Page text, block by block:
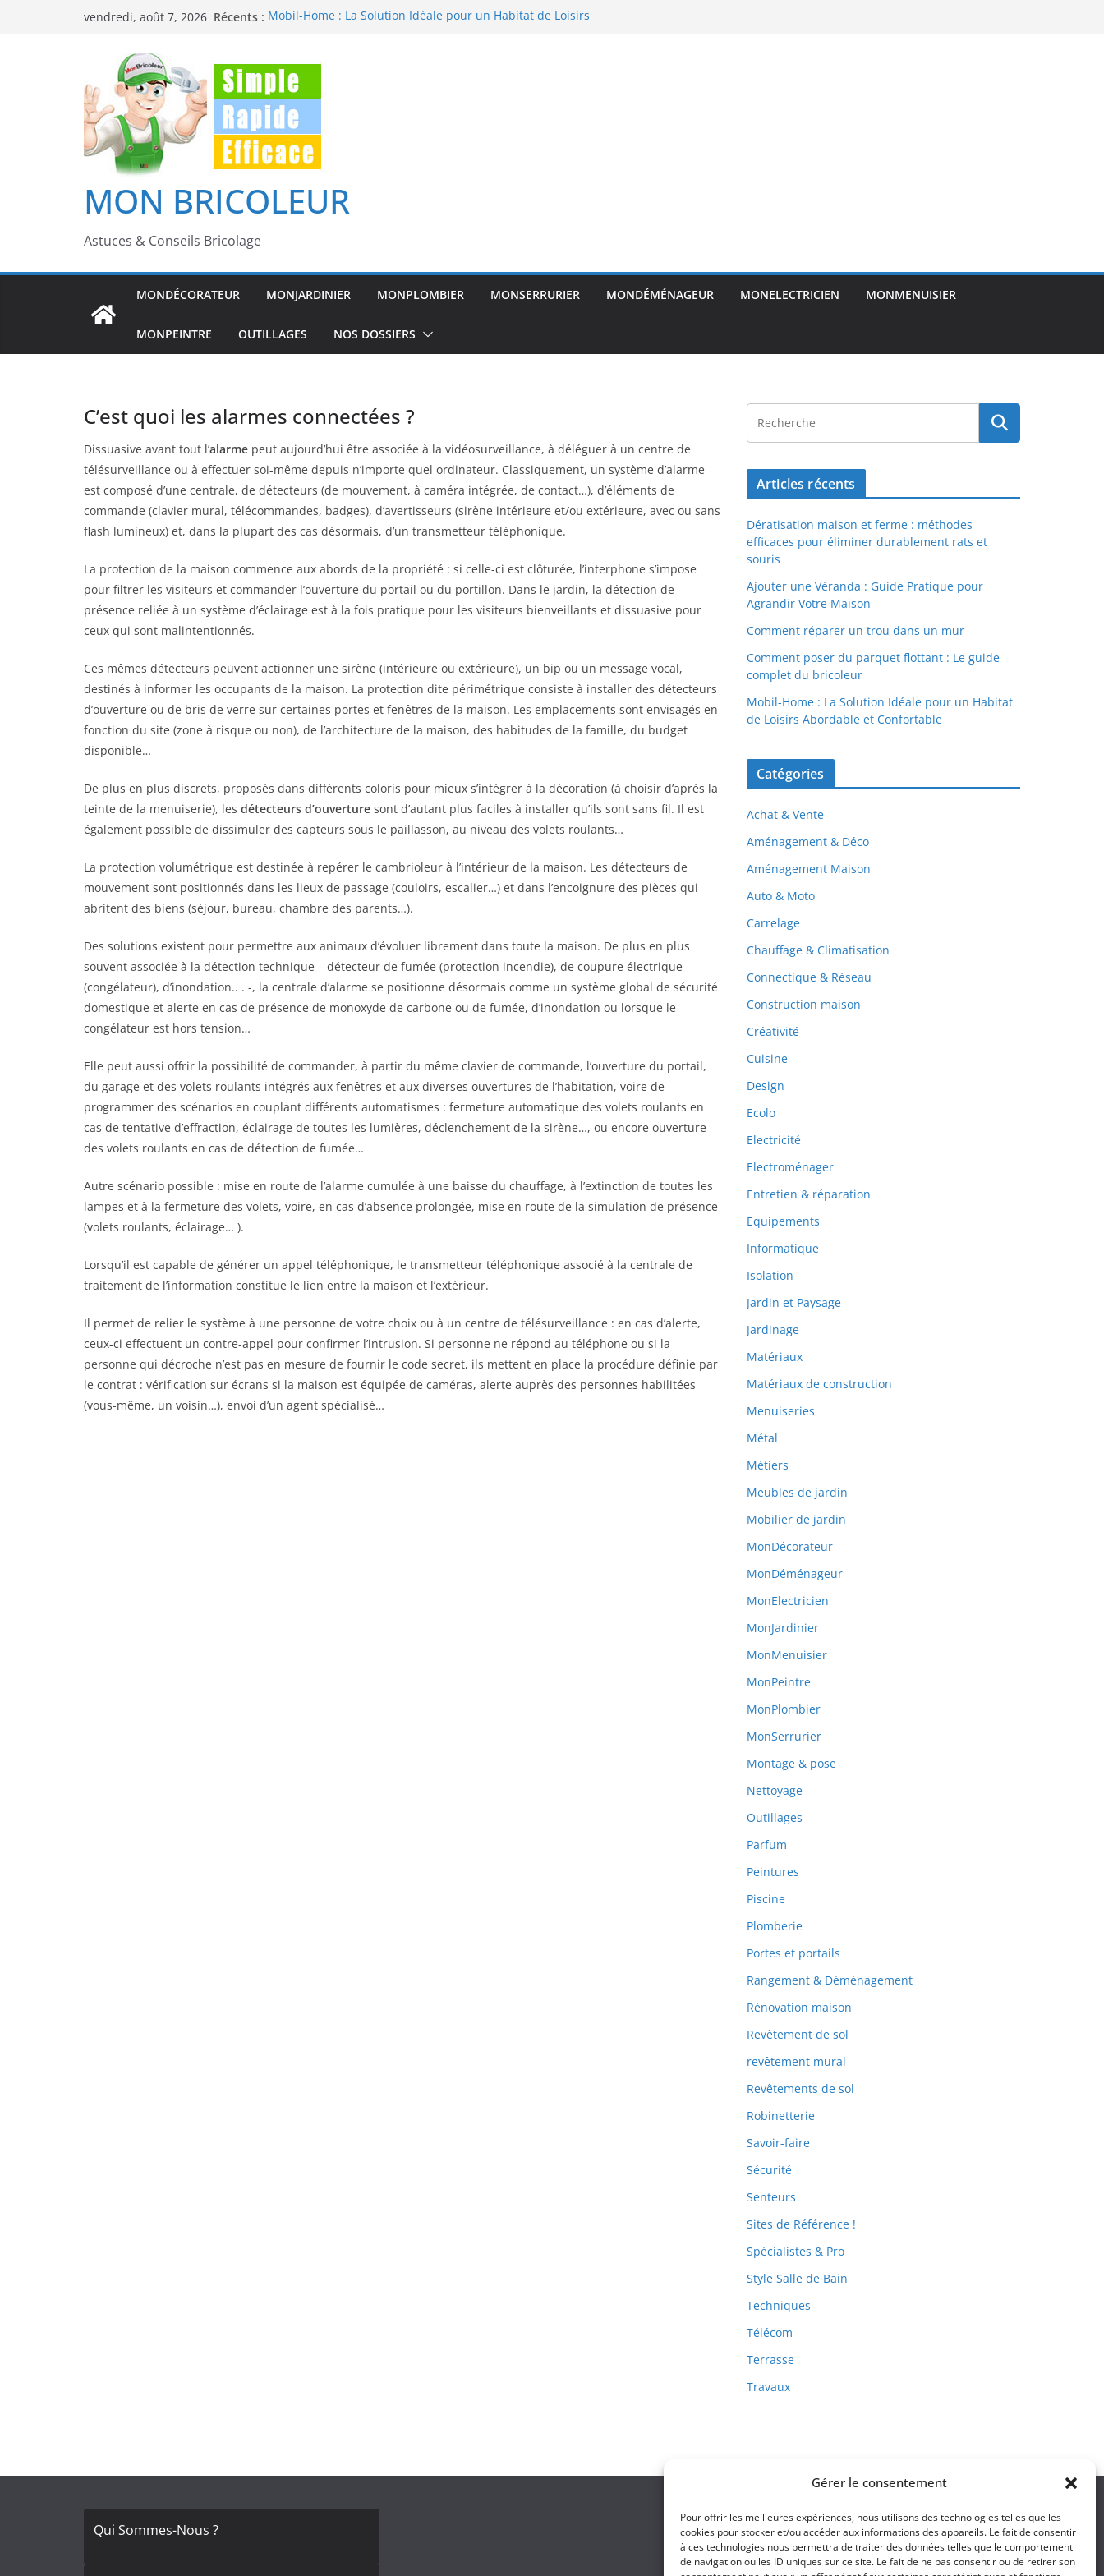
Gérer le consentement
Pour offrir les meilleures expériences, nous utilisons des technologies telles que les
cookies pour stocker et/ou accéder aux informations des appareils. Le fait de consentir
à ces technologies nous permettra de traiter des données telles que le comportement
de navigation ou les ID uniques sur ce site. Le fait de ne pas consentir ou de retirer son
vendredi, août 7, 2026 Récents : Mobil-Home : La Solution Idéale pour un Habitat de Loisirs
éliminer durablement rats et souris
Ajouter une Véranda : Guide Pratique pour Agrandir Votre
Maison
Comment réparer un trou dans un mur
Comment poser du parquet flottant : Le guide complet du
bricoleur
MON BRICOLEUR
Astuces & Conseils Bricolage
MONDÉCORATEUR MONJARDINIER MONPLOMBIER MONSERRURIER MONDÉMÉNAGEUR MONELECTRICIEN MONMENUISIER
MONPEINTRE OUTILLAGES NOS DOSSIERS
C’est quoi les alarmes connectées ?
Dissuasive avant tout l’alarme peut aujourd’hui être associée à la vidéosurveillance, à déléguer à un centre de
télésurveillance ou à effectuer soi-même depuis n’importe quel ordinateur. Classiquement, un système d’alarme
est composé d’une centrale, de détecteurs (de mouvement, à caméra intégrée, de contact…), d’éléments de
commande (clavier mural, télécommandes, badges), d’avertisseurs (sirène intérieure et/ou extérieure, avec ou sans
flash lumineux) et, dans la plupart des cas désormais, d’un transmetteur téléphonique.
La protection de la maison commence aux abords de la propriété : si celle-ci est clôturée, l’interphone s’impose
pour filtrer les visiteurs et commander l’ouverture du portail ou du portillon. Dans le jardin, la détection de
présence reliée à un système d’éclairage est à la fois pratique pour les visiteurs bienveillants et dissuasive pour
ceux qui sont malintentionnés.
Ces mêmes détecteurs peuvent actionner une sirène (intérieure ou extérieure), un bip ou un message vocal,
destinés à informer les occupants de la maison. La protection dite périmétrique consiste à installer des détecteurs
d’ouverture ou de bris de verre sur certaines portes et fenêtres de la maison. Les emplacements sont envisagés en
fonction du site (zone à risque ou non), de l’architecture de la maison, des habitudes de la famille, du budget
disponible…
De plus en plus discrets, proposés dans différents coloris pour mieux s’intégrer à la décoration (à choisir d’après la
teinte de la menuiserie), les détecteurs d’ouverture sont d’autant plus faciles à installer qu’ils sont sans fil. Il est
également possible de dissimuler des capteurs sous le paillasson, au niveau des volets roulants…
La protection volumétrique est destinée à repérer le cambrioleur à l’intérieur de la maison. Les détecteurs de
mouvement sont positionnés dans les lieux de passage (couloirs, escalier…) et dans l’encoignure des pièces qui
abritent des biens (séjour, bureau, chambre des parents…).
Des solutions existent pour permettre aux animaux d’évoluer librement dans toute la maison. De plus en plus
souvent associée à la détection technique – détecteur de fumée (protection incendie), de coupure électrique
(congélateur), d’inondation.. . -, la centrale d’alarme se positionne désormais comme un système global de sécurité
domestique et alerte en cas de présence de monoxyde de carbone ou de fumée, d’inondation ou lorsque le
congélateur est hors tension…
Elle peut aussi offrir la possibilité de commander, à partir du même clavier de commande, l’ouverture du portail,
du garage et des volets roulants intégrés aux fenêtres et aux diverses ouvertures de l’habitation, voire de
programmer des scénarios en couplant différents automatismes : fermeture automatique des volets roulants en
cas de tentative d’effraction, éclairage de toutes les lumières, déclenchement de la sirène…, ou encore ouverture
des volets roulants en cas de détection de fumée…
Autre scénario possible : mise en route de l’alarme cumulée à une baisse du chauffage, à l’extinction de toutes les
lampes et à la fermeture des volets, voire, en cas d’absence prolongée, mise en route de la simulation de présence
(volets roulants, éclairage… ).
Lorsqu’il est capable de générer un appel téléphonique, le transmetteur téléphonique associé à la centrale de
traitement de l’information constitue le lien entre la maison et l’extérieur.
Il permet de relier le système à une personne de votre choix ou à un centre de télésurveillance : en cas d’alerte,
ceux-ci effectuent un contre-appel pour confirmer l’intrusion. Si personne ne répond au téléphone ou si la
personne qui décroche n’est pas en mesure de fournir le code secret, ils mettent en place la procédure définie par
le contrat : vérification sur écrans si la maison est équipée de caméras, alerte auprès des personnes habilitées
(vous-même, un voisin…), envoi d’un agent spécialisé…
Articles récents
Dératisation maison et ferme : méthodes
efficaces pour éliminer durablement rats et
souris
Ajouter une Véranda : Guide Pratique pour
Agrandir Votre Maison
Comment réparer un trou dans un mur
Comment poser du parquet flottant : Le guide
complet du bricoleur
Mobil-Home : La Solution Idéale pour un Habitat
de Loisirs Abordable et Confortable
Catégories
Achat & Vente
Aménagement & Déco
Aménagement Maison
Auto & Moto
Carrelage
Chauffage & Climatisation
Connectique & Réseau
Construction maison
Créativité
Cuisine
Design
Ecolo
Electricité
Electroménager
Entretien & réparation
Equipements
Informatique
Isolation
Jardin et Paysage
Jardinage
Matériaux
Matériaux de construction
Menuiseries
Métal
Métiers
Meubles de jardin
Mobilier de jardin
MonDécorateur
MonDéménageur
MonElectricien
MonJardinier
MonMenuisier
MonPeintre
MonPlombier
MonSerrurier
Montage & pose
Nettoyage
Outillages
Parfum
Peintures
Piscine
Plomberie
Portes et portails
Rangement & Déménagement
Rénovation maison
Revêtement de sol
revêtement mural
Revêtements de sol
Robinetterie
Savoir-faire
Sécurité
Senteurs
Sites de Référence !
Spécialistes & Pro
Style Salle de Bain
Techniques
Télécom
Terrasse
Travaux
Qui Sommes-Nous ?